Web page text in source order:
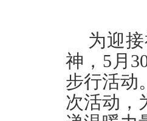
为迎
神，5月
步行活动
次活动，